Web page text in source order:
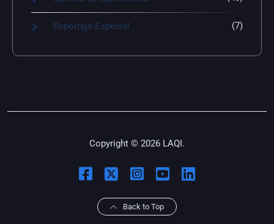
Reportaje Especial (7)
Copyright © 2026 LAQI.
Back to Top